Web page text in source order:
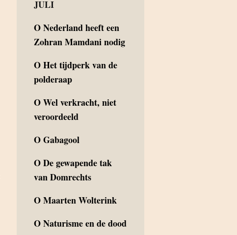
JULI
ONederland heeft een
Zohran Mamdani nodig
OHet tijdperk van de
polderaap
OWel verkracht, niet
veroordeeld
OGabagool
ODe gewapende tak
van Domrechts
OMaarten Wolterink
ONaturisme en de dood